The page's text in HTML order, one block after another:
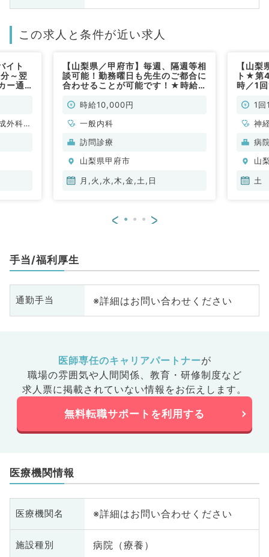
この求人と条件が近い求人
イト
～翌
ー通
外科、
【山梨県／甲府市】毎週、隔週等相
談可能！勤務曜日も先生のご都合に
合わせることが可能です！★時給1
事！（内科系／非常勤）
時給10,000円
一般内科
訪問診療
山梨県甲府市
月,火,水,木,金,土,日
【山
ト★第
時／1
1
神
脳
般
科
病
山
土
< >
手当/福利厚生
通勤手当 ※詳細はお問い合わせください
医師専任のキャリアパートナーが
職場の雰囲気や人間関係、 教育・研修制度など
求人票に掲載されていない情報をお伝えします。
無料転職サポートを利用する
医療機関情報
医療機関名 ※詳細はお問い合わせください
施設種別 病院（療養）